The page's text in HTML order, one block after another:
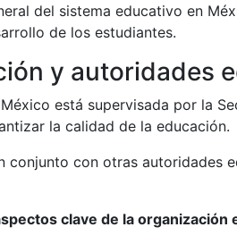
del sistema educativo en
de los estudiantes.
y autoridades
está supervisada por la
la calidad de la educación.
conjunto con otras autoridades
clave de la organización